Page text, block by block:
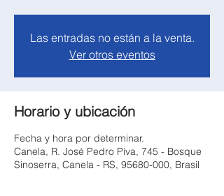
Las entradas no están a la venta.
Ver otros eventos
Horario y ubicación
Fecha y hora por determinar.
Canela, R. José Pedro Piva, 745 - Bosque
Sinoserra, Canela - RS, 95680-000, Brasil